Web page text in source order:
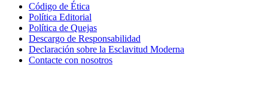
Código de Ética
Política Editorial
Política de Quejas
Descargo de Responsabilidad
Declaración sobre la Esclavitud Moderna
Contacte con nosotros